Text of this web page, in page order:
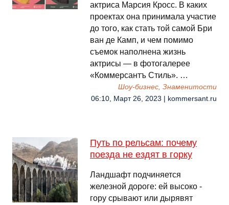
актриса Марсия Кросс. В каких
проектах она принимала участие
до того, как стать той самой Бри
ван де Камп, и чем помимо
съемок наполнена жизнь
актрисы — в фотогалерее
«Коммерсантъ Стиль». …
Шоу-бизнес, Знаменитости
06:10, Март 26, 2023 | kommersant.ru
Путь по рельсам: почему
поезда не ездят в горку
Ландшафт подчиняется
железной дороге: ей высоко -
гору срывают или дырявят